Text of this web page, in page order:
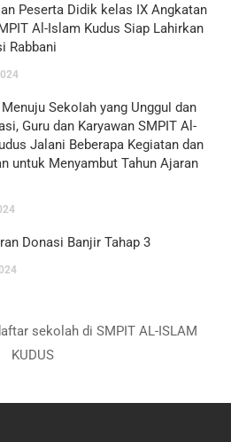
Peserta Didik kelas IX Angkatan
Al-Islam Kudus Siap Lahirkan
Rabbani
Sekolah yang Unggul dan
Guru dan Karyawan SMPIT Al-
Jalani Beberapa Kegiatan dan
untuk Menyambut Tahun Ajaran
Donasi Banjir Tahap 3